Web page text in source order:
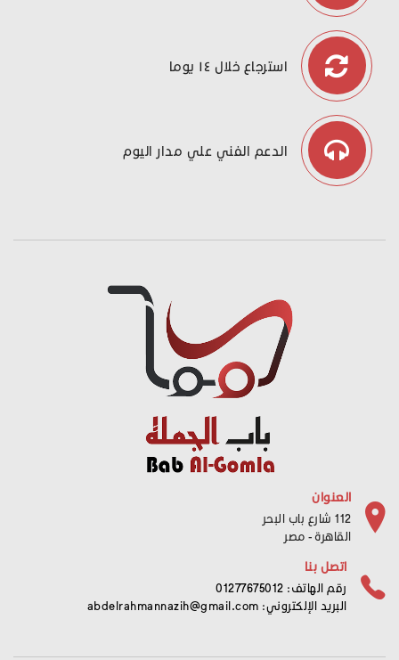
استرجاع خلال ١٤ يوما
الدعم الفني علي مدار اليوم
العنوان
112 شارع باب البحر
القاهرة - مصر
اتصل بنا
رقم الهاتف: 01277675012
البريد الإلكتروني: abdelrahmannazih@gmail.com